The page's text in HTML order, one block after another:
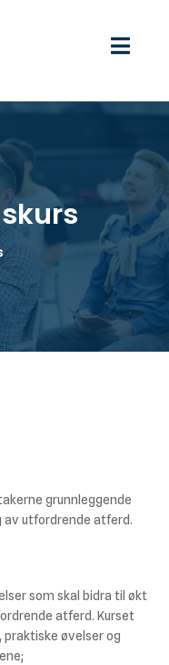
grunnleggende
utfordrende atferd.
som skal bidra til økt
atferd. Kurset
øvelser og